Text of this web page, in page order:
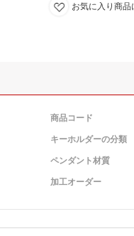
お気に入り商品
商品コード
キーホルダーの分類
ペンダント材質
加工オーダー